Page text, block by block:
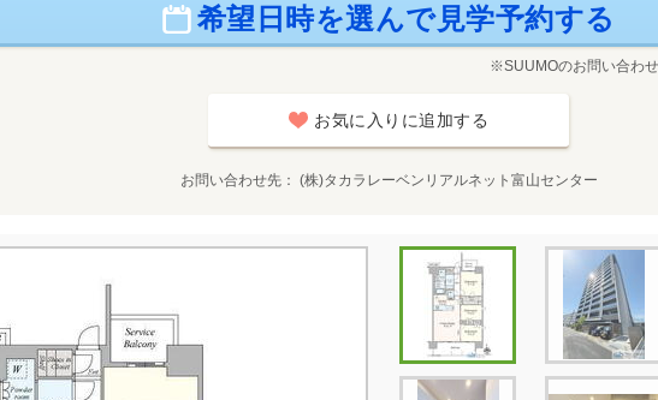
希望日時を選んで見学予約する
※SUUMOのお問い合わ
お気に入りに追加する
お問い合わせ先 (株)タカラレーベンリアルネット富山センター